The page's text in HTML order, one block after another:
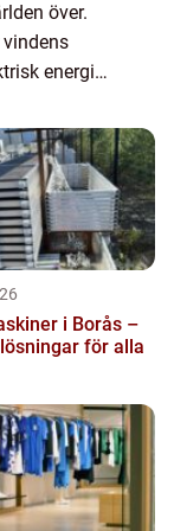
över.
energi,
i Borås –
för alla